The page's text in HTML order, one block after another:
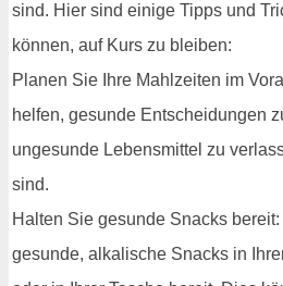
sind. Hier sind einige Tipps und
können, auf Kurs zu bleiben:
Planen Sie Ihre Mahlzeiten im
helfen, gesunde Entscheidungen
ungesunde Lebensmittel zu
sind.
Halten Sie gesunde Snacks
gesunde, alkalische Snacks in